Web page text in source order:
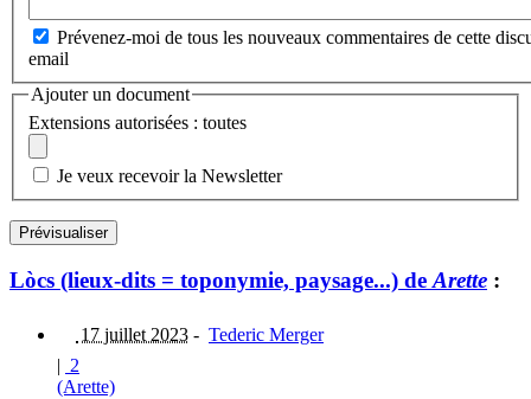
Prévenez-moi de tous les nouveaux commentaires de cette
email
Ajouter un document
Extensions autorisées : toutes
Je veux recevoir la Newsletter
Lòcs (lieux-dits = toponymie, paysage...) de Arette :
17 juillet 2023 - Tederic Merger
| 2
(Arette)